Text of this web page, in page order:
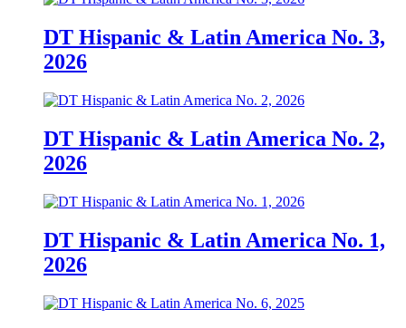
DT Hispanic & Latin America No. 3,
2026
DT Hispanic & Latin America No. 2,
2026
DT Hispanic & Latin America No. 1,
2026